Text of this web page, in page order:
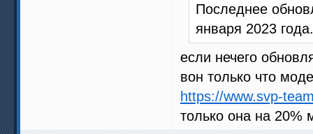
Последнее
января 2023
если нечего
вон только что
https://www.svp-
только она на 20%